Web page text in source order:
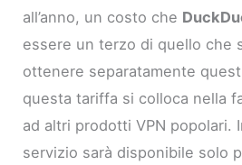
all’anno, un costo che
essere un terzo di quello che
ottenere separatamente
questa tariffa si colloca nella
ad altri prodotti VPN popolari.
servizio sarà disponibile solo